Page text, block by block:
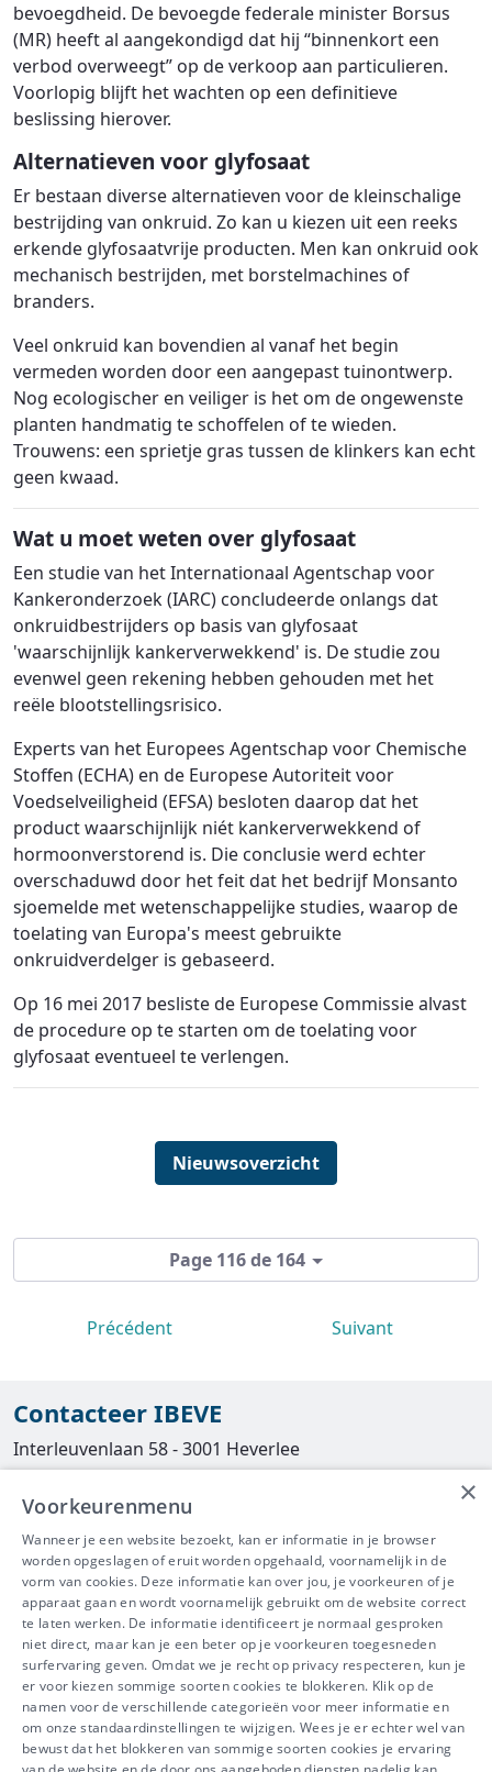
bevoegdheid. De bevoegde federale minister Borsus
(MR) heeft al aangekondigd dat hij “binnenkort een
verbod overweegt” op de verkoop aan particulieren.
Voorlopig blijft het wachten op een definitieve
beslissing hierover.
Alternatieven voor glyfosaat
Er bestaan diverse alternatieven voor de kleinschalige
bestrijding van onkruid. Zo kan u kiezen uit een reeks
erkende glyfosaatvrije producten. Men kan onkruid ook
mechanisch bestrijden, met borstelmachines of
branders.
Veel onkruid kan bovendien al vanaf het begin
vermeden worden door een aangepast tuinontwerp.
Nog ecologischer en veiliger is het om de ongewenste
planten handmatig te schoffelen of te wieden.
Trouwens: een sprietje gras tussen de klinkers kan echt
geen kwaad.
Wat u moet weten over glyfosaat
Een studie van het Internationaal Agentschap voor
Kankeronderzoek (IARC) concludeerde onlangs dat
onkruidbestrijders op basis van glyfosaat
'waarschijnlijk kankerverwekkend' is. De studie zou
evenwel geen rekening hebben gehouden met het
reële blootstellingsrisico.
Experts van het Europees Agentschap voor Chemische
Stoffen (ECHA) en de Europese Autoriteit voor
Voedselveiligheid (EFSA) besloten daarop dat het
product waarschijnlijk niét kankerverwekkend of
hormoonverstorend is. Die conclusie werd echter
overschaduwd door het feit dat het bedrijf Monsanto
sjoemelde met wetenschappelijke studies, waarop de
toelating van Europa's meest gebruikte
onkruidverdelger is gebaseerd.
Op 16 mei 2017 besliste de Europese Commissie alvast
de procedure op te starten om de toelating voor
glyfosaat eventueel te verlengen.
Nieuwsoverzicht
Page 116 de 164
Précédent Suivant
Contacteer IBEVE
Interleuvenlaan 58 - 3001 Heverlee
016/390490
info@ibeve.be
asbest@ibeve.be
Ondernemingsnummer: 0436 612 044
IBEVE maakt deel uit van Groep
IDEWE
×
Voorkeurenmenu
Wanneer je een website bezoekt, kan er informatie in je browser
worden opgeslagen of eruit worden opgehaald, voornamelijk in de
vorm van cookies. Deze informatie kan over jou, je voorkeuren of je
apparaat gaan en wordt voornamelijk gebruikt om de website correct
te laten werken. De informatie identificeert je normaal gesproken
niet direct, maar kan je een beter op je voorkeuren toegesneden
surfervaring geven. Omdat we je recht op privacy respecteren, kun je
er voor kiezen sommige soorten cookies te blokkeren. Klik op de
namen voor de verschillende categorieën voor meer informatie en
om onze standaardinstellingen te wijzigen. Wees je er echter wel van
bewust dat het blokkeren van sommige soorten cookies je ervaring